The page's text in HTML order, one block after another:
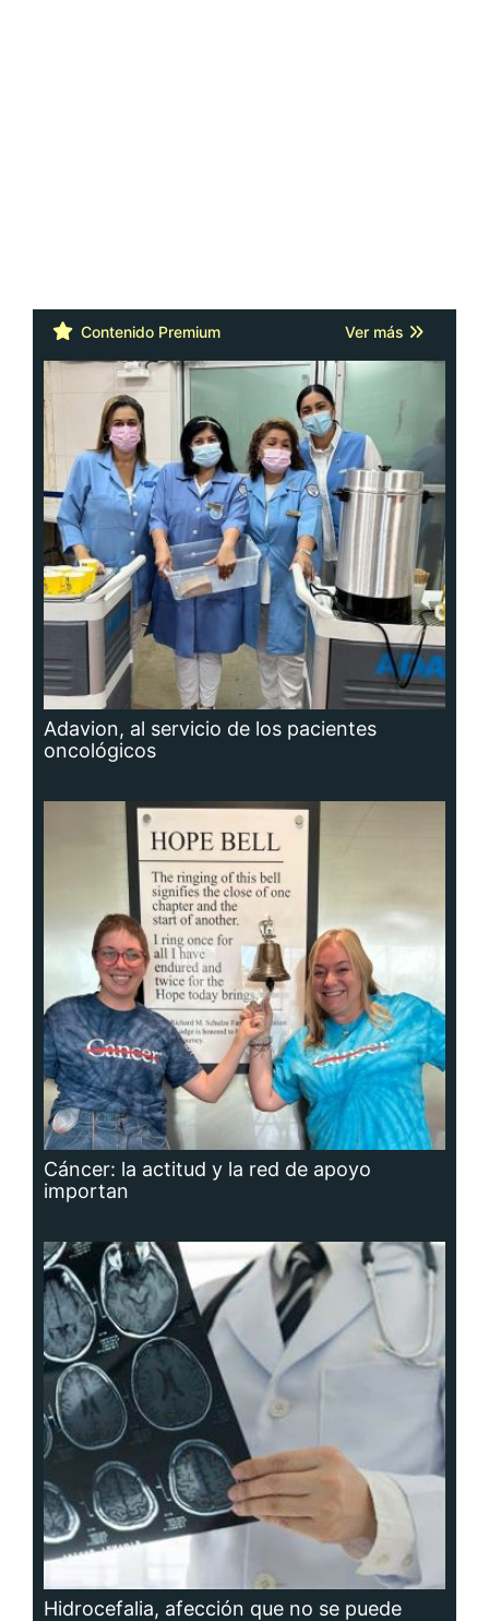
Contenido Premium Ver más
Adavion, al servicio de los pacientes
oncológicos
Cáncer: la actitud y la red de apoyo
importan
Hidrocefalia, afección que no se puede